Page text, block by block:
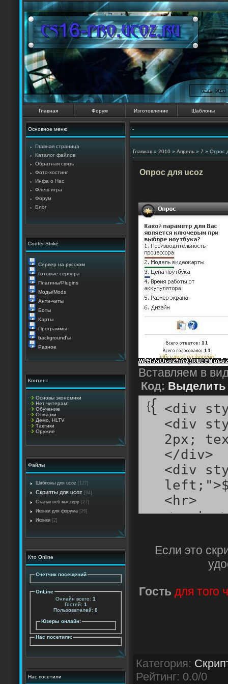
Главная Форум Изготовление Шаблоны
Основное меню
Главная страница
Каталог файлов
Обратная связь
Фото-хостинг
Инфа о Нас
Флеш игра
Форум
Блог
Couter-Strike
Сервер на русском
Готовые сервера
Плагины/Plugins
Моды/Mods
Анти-читы
Боты
Карты
Программы
background'ы
Разное
Контент
Основы экономики
Нет читерам!
Обучение
Отмазки
Демо, HLTV
Тактики
Оружие
Файлы
Шаблоны для ucoz [127]
Скрипты для ucoz
[94]
Статьи веб мастеру [27]
Иконки для форума [26]
Иконки [2]
Кто Online
Счетчик посещений
OnLine
Онлайн всего: 1
Гостей: 1
Пользователей: 0
Юзеры онлайн:
Нас посетили:
Нас посетили
-
Главная » 2010 » Апрель » 7 » Опрос
Опрос для ucoz
Вставляем в
Код: Выделить
<div
<div
2px;
</
<div
<hr>
<a
Если это
Гость для того
Категория:
Рейтинг: 0.0/0